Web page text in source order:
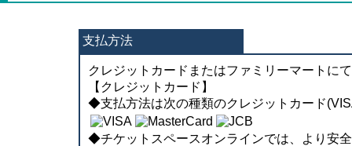
支払方法
クレジットカードまたはファミリーマートに
【クレジットカード】
◆支払方法は次の種類のクレジットカード
◆チケットスペースオンラインでは、より安